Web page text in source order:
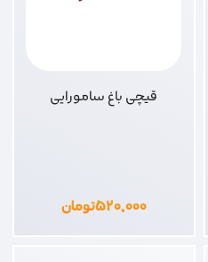
قیچی باغ سامورایی
۵۲۰,۰۰۰تومان